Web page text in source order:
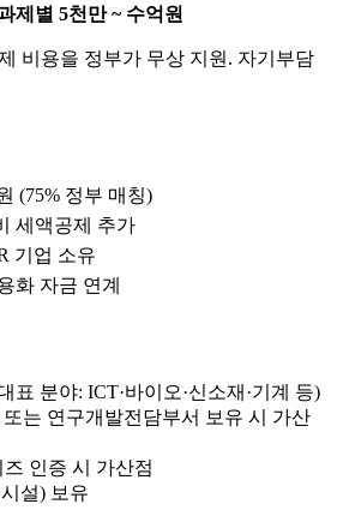
제별 5천만 ~ 수억원
비용을 정부가 무상 지원. 자기부담
(75% 정부 매칭)
세액공제 추가
기업 소유
화 자금 연계
표 분야: ICT·바이오·신소재·기계 등)
는 연구개발전담부서 보유 시 가산
인증 시 가산점
설) 보유